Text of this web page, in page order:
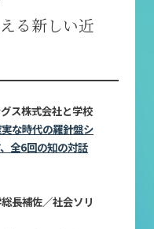
る新しい近
ス株式会社と学校
な時代の羅針盤シ
全6回の知の対話
長補佐／社会ソリ